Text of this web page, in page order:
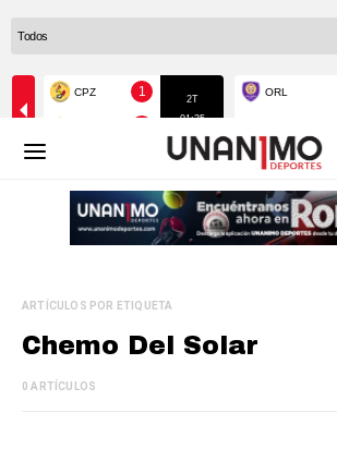
ARTÍCULOS POR ETIQUETA
Chemo Del Solar
0 ARTÍCULOS